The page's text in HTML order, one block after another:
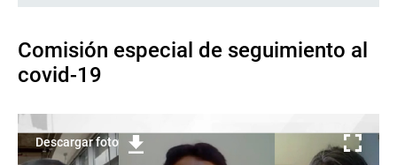
Comisión especial de seguimiento al
covid-19
Descargar foto